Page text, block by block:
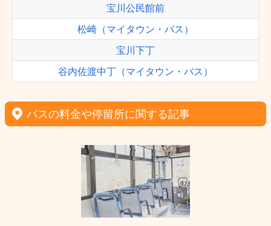
宝川公民館前
松崎（マイタウン・バス）
宝川下丁
谷内佐渡中丁（マイタウン・バス）
バスの料金や停留所に関する記事